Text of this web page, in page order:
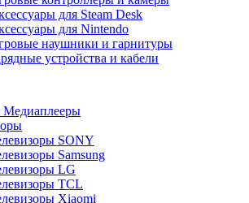
для Steam Desk
для Nintendo
наушники и гарнитуры
устройства и кабели
Медиаплееры
SONY
Samsung
LG
TCL
Xiaomi